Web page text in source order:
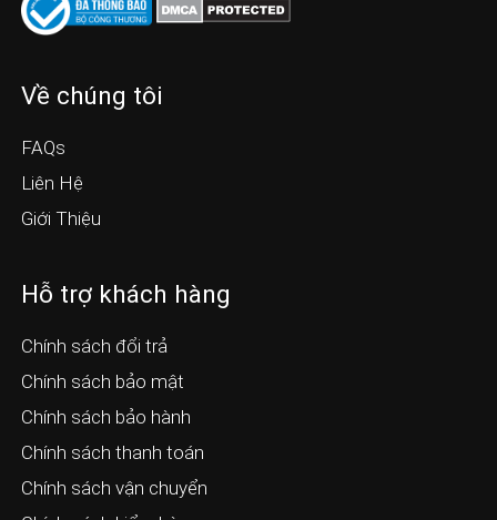
Về chúng tôi
FAQs
Liên Hệ
Giới Thiệu
Hỗ trợ khách hàng
Chính sách đổi trả
Chính sách bảo mật
Chính sách bảo hành
Chính sách thanh toán
Chính sách vận chuyển